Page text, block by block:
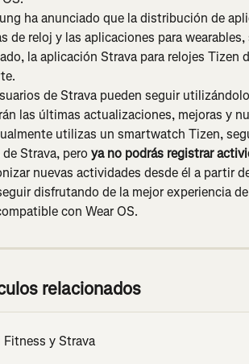
ha anunciado que la distribución de
de reloj y las aplicaciones para
la aplicación Strava para relojes Tizen
de Strava pueden seguir
las últimas actualizaciones, mejoras y
utilizas un smartwatch Tizen,
Strava, pero ya no podrás registrar
nuevas actividades desde él a partir
disfrutando de la mejor experiencia
con Wear OS.
relacionados
Fitness y Strava